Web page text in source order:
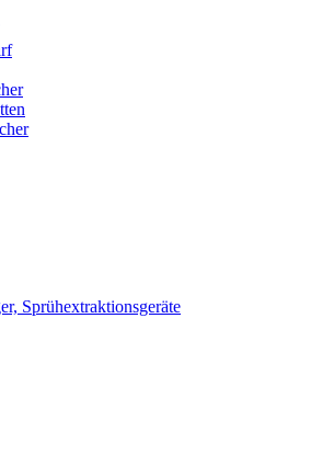
Sprühextraktionsgeräte